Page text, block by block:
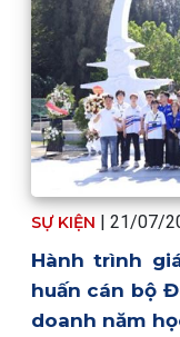
SỰ KIỆN | 21/07/
Hành trình
huấn cán bộ
doanh năm